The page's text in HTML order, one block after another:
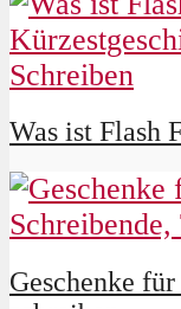
Was ist Flash
Geschenke